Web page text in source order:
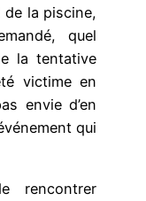
la piscine,
quel
la tentative
victime en
envie d’en
qui
rencontrer